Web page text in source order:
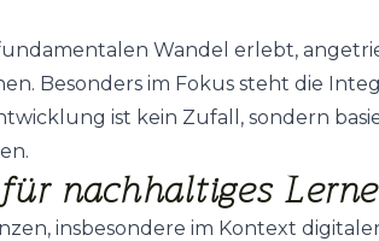
Wandel erlebt,
Besonders im Fokus steht die
ist kein Zufall, sondern
nachhaltiges
insbesondere im Kontext